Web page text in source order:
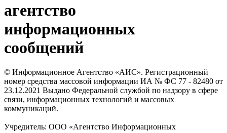
агентство
информационных
сообщений
© Информационное Агентство «АИС». Регистрационный
номер средства массовой информации ИА № ФС 77 - 82480 от
23.12.2021 Выдано Федеральной службой по надзору в сфере
связи, информационных технологий и массовых
коммуникаций.
Учредитель: ООО «Агентство Информационных